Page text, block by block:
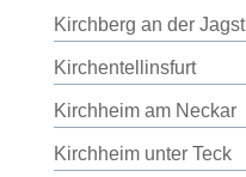
Kirchberg an der Jagst
Kirchentellinsfurt
Kirchheim am Neckar
Kirchheim unter Teck